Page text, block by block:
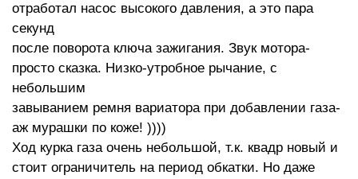
отработал насос высокого давления, а это пара
секунд
после поворота ключа зажигания. Звук мотора-
просто сказка. Низко-утробное рычание, с
небольшим
завыванием ремня вариатора при добавлении газа-
аж мурашки по коже! ))))
Ход курка газа очень небольшой, т.к. квадр новый и
стоит ограничитель на период обкатки. Но даже